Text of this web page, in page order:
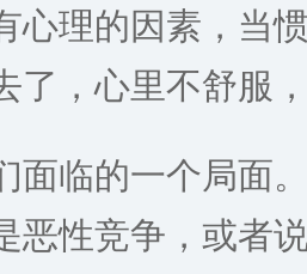
心理的因素，当
了，心里不舒服
面临的一个局面
恶性竞争，或者